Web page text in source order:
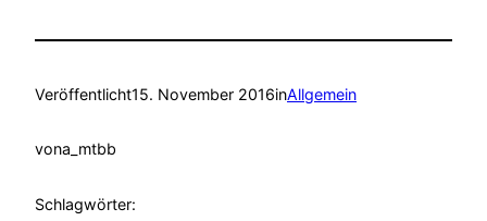
Veröffentlicht15. November 2016inAllgemein
vona_mtbb
Schlagwörter: